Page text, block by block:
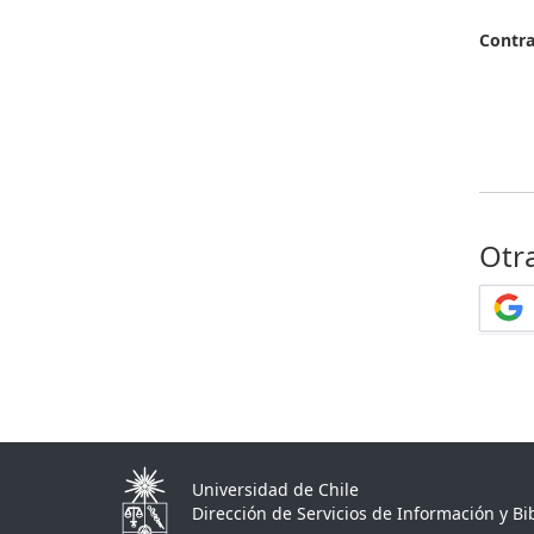
Universidad de Chile
Dirección de Servicios de Información y